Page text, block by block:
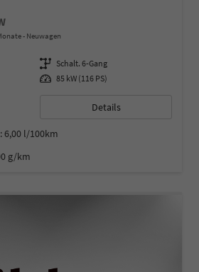
Neuwagen
Getriebe Schalt. 6-Gang
Leistung 85 kW (116 PS)
Details
6,00 l/100km
g/km